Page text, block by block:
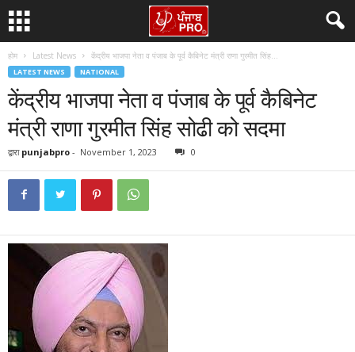
होम Latest News केंद्रीय भाजपा नेता व पंजाब के पूर्व कैबिनेट मंत्री राणा गुरमीत सिंह...
LATEST NEWS NATIONAL
केंद्रीय भाजपा नेता व पंजाब के पूर्व कैबिनेट
मंत्री राणा गुरमीत सिंह सोढी को सदमा
द्वारा punjabpro - November 1, 2023 0